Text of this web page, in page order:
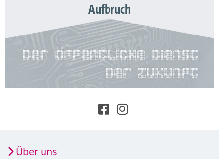
Aufbruch
Über uns